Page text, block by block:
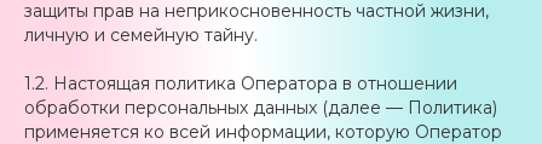
защиты прав на неприкосновенность частной жизни,
личную и семейную тайну.
1.2. Настоящая политика Оператора в отношении
обработки персональных данных (далее — Политика)
применяется ко всей информации, которую Оператор